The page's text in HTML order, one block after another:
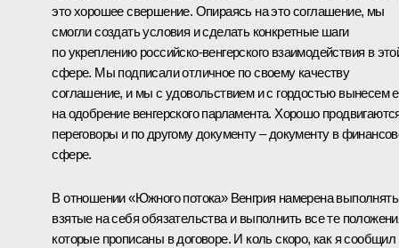
это хорошее свершение. Опираясь на это соглашение, мы
смогли создать условия и сделать конкретные шаги
по укреплению российско-венгерского взаимодействия в
сфере. Мы подписали отличное по своему качеству
соглашение, и мы с удовольствием и с гордостью вынесем
на одобрение венгерского парламента. Хорошо
переговоры и по другому документу – документу в
сфере.
В отношении «Южного потока» Венгрия намерена выполнять
взятые на себя обязательства и выполнить все те
которые прописаны в договоре. И коль скоро, как я сообщил